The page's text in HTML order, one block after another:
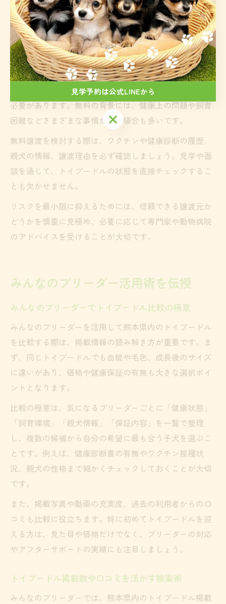
ブリーダー経由を選択しましょう。
熊本県内で無料子犬を探す際のリスク管理
「熊本県 トイプードル 子犬 無料」や「熊本県 無料 子犬
差し上げ ます」のような無料譲渡情報は、初期費用を抑
えたい方には魅力的ですが、リスクもしっかり認識する
必要があります。無料の背景には、健康上の問題や飼育
困難などさまざまな事情がある場合も多いです。
無料譲渡を検討する際は、ワクチンや健康診断の履歴、
親犬の情報、譲渡理由を必ず確認しましょう。見学や面
談を通じて、トイプードルの状態を直接チェックするこ
とも欠かせません。
リスクを最小限に抑えるためには、信頼できる譲渡元か
どうかを慎重に見極め、必要に応じて専門家や動物病院
のアドバイスを受けることが大切です。
みんなのブリーダー活用術を伝授
みんなのブリーダーでトイプードル比較の極意
みんなのブリーダーを活用して熊本県内のトイプードル
を比較する際は、掲載情報の読み解き方が重要です。ま
ず、同じトイプードルでも血統や毛色、成長後のサイズ
に違いがあり、価格や健康保証の有無も大きな選択ポイ
ントとなります。
比較の極意は、気になるブリーダーごとに「健康状態」
「飼育環境」「親犬情報」「保証内容」を一覧で整理
し、複数の候補から自分の希望に最も合う子犬を選ぶこ
とです。例えば、健康診断書の有無やワクチン接種状
況、親犬の性格まで細かくチェックしておくことが大切
です。
また、掲載写真や動画の充実度、過去の利用者からの口
コミも比較に役立ちます。特に初めてトイプードルを迎
える方は、見た目や価格だけでなく、ブリーダーの対応
やアフターサポートの実績にも注目しましょう。
トイプードル掲載数や口コミを活かす検索術
みんなのブリーダーでは、熊本県内のトイプードル掲載
見学予約は公式LINEから
見学予約は公式LINEから